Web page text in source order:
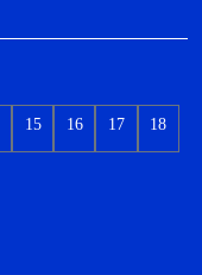
15 16 17 18